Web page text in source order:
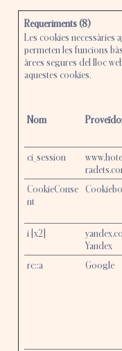
Requeriments (8)
Les cookies necessàries
permeten les funcions
àrees segures del lloc
aquestes cookies.
Nom
ci_session
CookieConse
nt
i [x2]
Yandex
rc::a Google